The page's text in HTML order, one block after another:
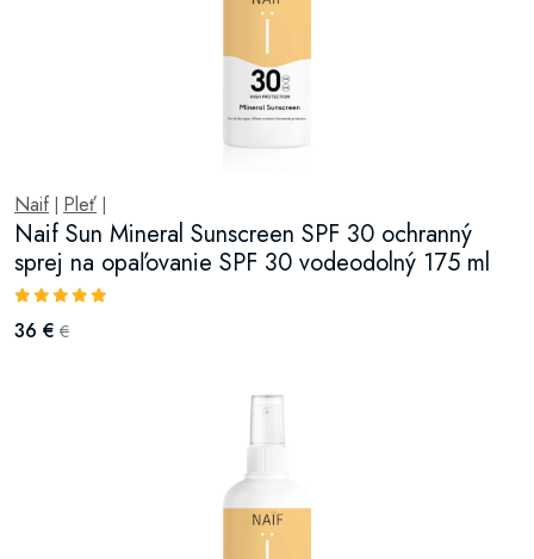
Naif Pleť
Naif Sun Mineral Sunscreen SPF 30 ochranný
sprej na opaľovanie SPF 30 vodeodolný 175 ml
36 € €